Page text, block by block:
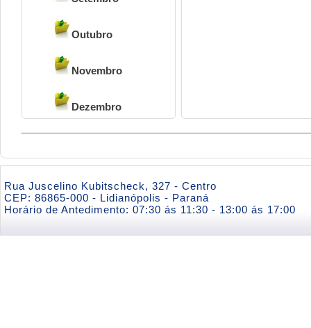
Outubro
Novembro
Dezembro
Rua Juscelino Kubitscheck, 327 - Centro
CEP: 86865-000 - Lidianópolis - Paraná
Horário de Antedimento: 07:30 ás 11:30 - 13:00 ás 17:00